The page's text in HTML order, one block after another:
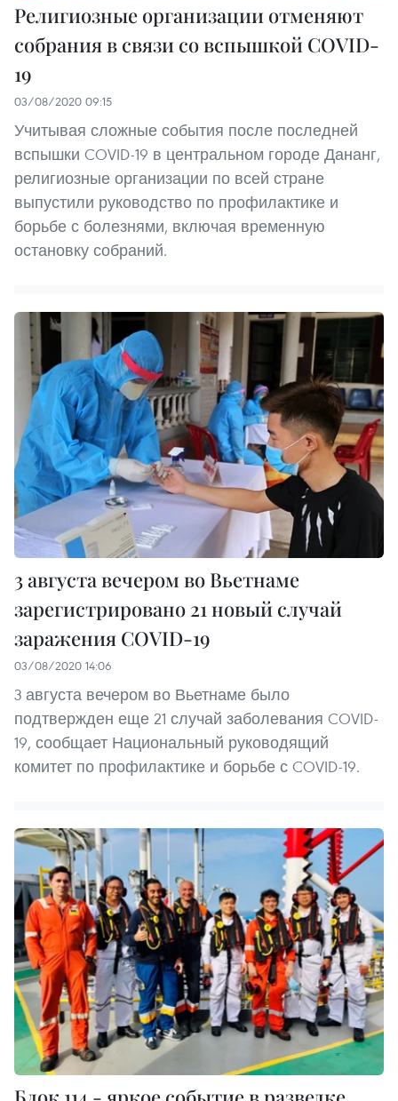
Религиозные организации отменяют
собрания в связи со вспышкой COVID-
19
03/08/2020 09:15
Учитывая сложные события после последней
вспышки COVID-19 в центральном городе Дананг,
религиозные организации по всей стране
выпустили руководство по профилактике и
борьбе с болезнями, включая временную
остановку собраний.
3 августа вечером во Вьетнаме
зарегистрировано 21 новый случай
заражения COVID-19
03/08/2020 14:06
3 августа вечером во Вьетнаме было
подтвержден еще 21 случай заболевания COVID-
19, сообщает Национальный руководящий
комитет по профилактике и борьбе с COVID-19.